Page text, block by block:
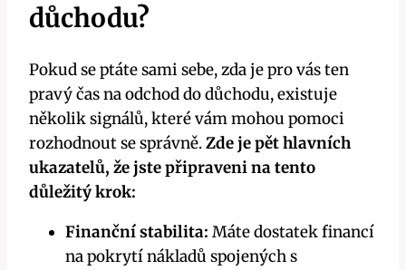
důchodu?
Pokud se ptáte sami sebe, zda je pro vás ten
pravý čas na odchod do důchodu, existuje
několik signálů, které vám mohou pomoci
rozhodnout se správně.Zde je pět hlavních
ukazatelů, že jste připraveni na tento
důležitý krok:
Finanční stabilita: Máte dostatek financí
na pokrytí nákladů spojených s